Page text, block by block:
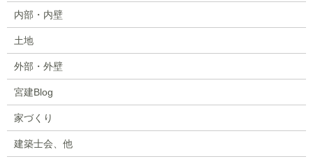
内部・内壁
土地
外部・外壁
宮建Blog
家づくり
建築士会、他